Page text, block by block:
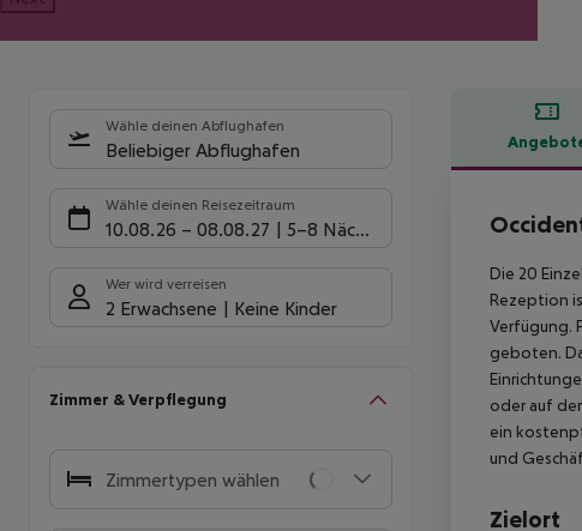
Wähle deinen Abflughafen
Beliebiger Abflughafen
Wähle deinen Reisezeitraum
10.08.26 – 08.08.27 5-8 Nächte
Wer wird verreisen
2 Erwachsene Keine Kinder
Zimmer & Verpflegung
Zimmertypen wählen
Die 20
Rezeption
Verfügung.
geboten.
oder auf
ein
und
Zielort